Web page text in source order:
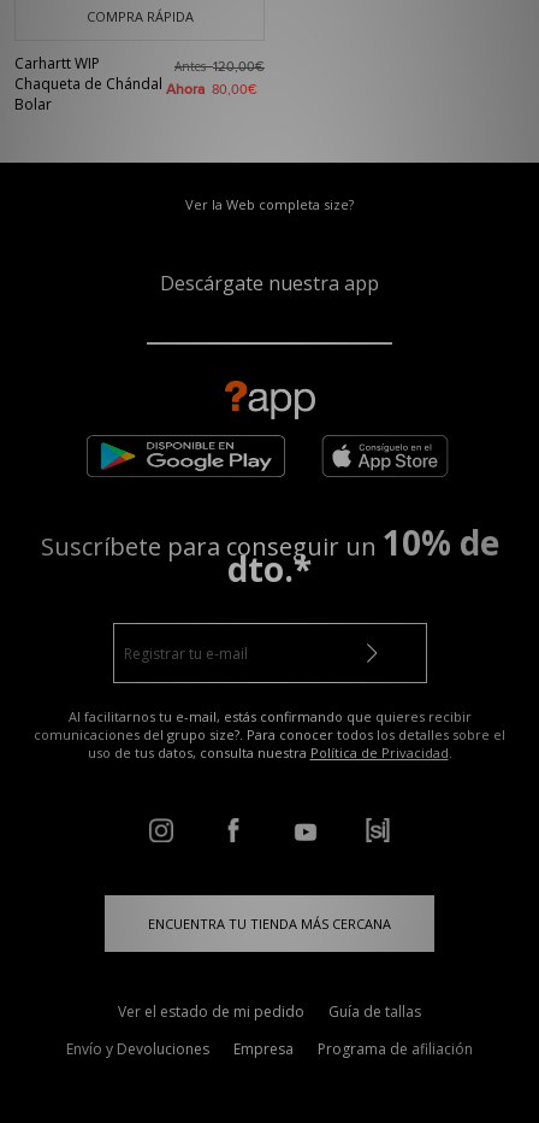
COMPRA RÁPIDA
Carhartt WIP
Chaqueta de Chándal
Bolar
Antes120,00€
Ahora 80,00€
Ver la Web completa size?
Descárgate nuestra app
Suscríbete para conseguir un 10% de
dto.*
Al facilitarnos tu e-mail, estás confirmando que quieres recibir
comunicaciones del grupo size?. Para conocer todos los detalles sobre el
uso de tus datos, consulta nuestra Política de Privacidad.
ENCUENTRA TU TIENDA MÁS CERCANA
Ver el estado de mi pedido
Guía de tallas
Envío y Devoluciones
Empresa Programa de afiliación